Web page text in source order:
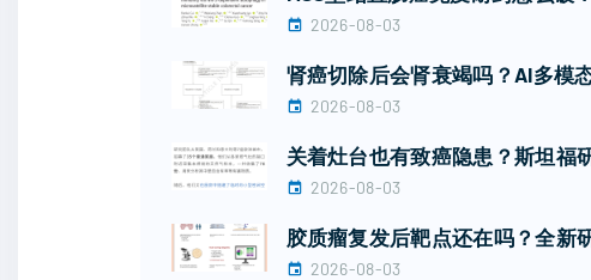
2026-08-03
肾癌切除后会肾衰竭吗？AI多模
2026-08-03
关着灶台也有致癌隐患？斯坦福
2026-08-03
胶质瘤复发后靶点还在吗？全新
2026-08-03